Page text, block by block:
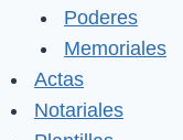
Poderes
Memoriales
Actas
Notariales